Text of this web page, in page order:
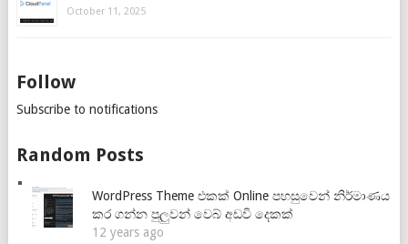
October 11, 2025
Follow
Subscribe to notifications
Random Posts
WordPress Theme එකක් Online පහසුවෙන් නිර්මාණය
කර ගන්න පුලුවන් වෙබ් අඩවි දෙකක්
12 years ago